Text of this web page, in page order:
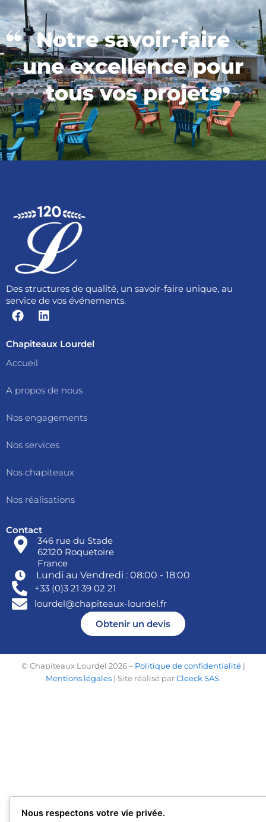
Notre savoir-faire
une excellence pour
tous vos projets
Des structures de qualité, un savoir-faire unique, au
service de vos événements.
F
a
e
o
k
L
i
k
n
Chapiteaux Lourdel
Accueil
A propos de nous
Nos engagements
Nos services
Nos chapiteaux
Nos réalisations
Contact
346 rue du Stade
62120 Roquetoire
France
Lundi au Vendredi : 08:00 - 18:00
+33 (0)3 21 39 02 21
lourdel@chapiteaux-lourdel.fr
Obtenir un devis
© Chapiteaux Lourdel 2026 – Politique de confidentialité|
Mentions légales| Site réalisé parCleeck SAS.
Nous respectons votre vie privée.